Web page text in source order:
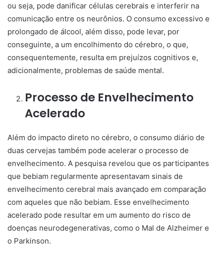
ou seja, pode danificar células cerebrais e interferir na
comunicação entre os neurônios. O consumo excessivo e
prolongado de álcool, além disso, pode levar, por
conseguinte, a um encolhimento do cérebro, o que,
consequentemente, resulta em prejuízos cognitivos e,
adicionalmente, problemas de saúde mental.
Processo de Envelhecimento
Acelerado
Além do impacto direto no cérebro, o consumo diário de
duas cervejas também pode acelerar o processo de
envelhecimento. A pesquisa revelou que os participantes
que bebiam regularmente apresentavam sinais de
envelhecimento cerebral mais avançado em comparação
com aqueles que não bebiam. Esse envelhecimento
acelerado pode resultar em um aumento do risco de
doenças neurodegenerativas, como o Mal de Alzheimer e
o Parkinson.